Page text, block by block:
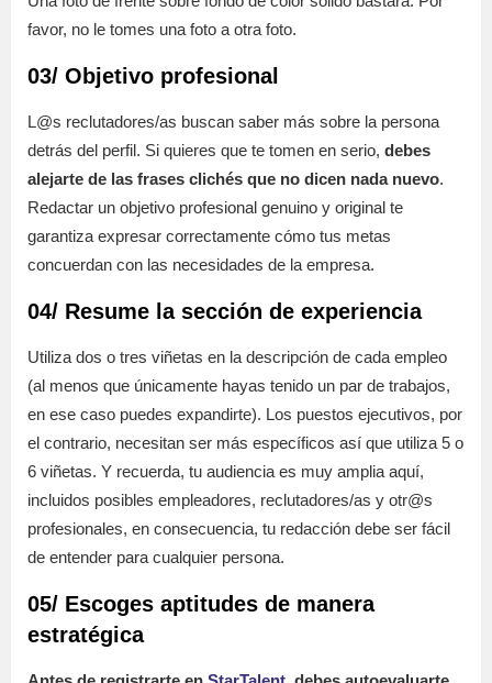
favor, no le tomes una foto a otra foto.
03/ Objetivo profesional
L@s reclutadores/as buscan saber más sobre la persona
detrás del perfil. Si quieres que te tomen en serio, debes
alejarte de las frases clichés que no dicen nada nuevo.
Redactar un objetivo profesional genuino y original te
garantiza expresar correctamente cómo tus metas
concuerdan con las necesidades de la empresa.
04/ Resume la sección de experiencia
Utiliza dos o tres viñetas en la descripción de cada empleo
(al menos que únicamente hayas tenido un par de trabajos,
en ese caso puedes expandirte). Los puestos ejecutivos, por
el contrario, necesitan ser más específicos así que utiliza 5 o
6 viñetas. Y recuerda, tu audiencia es muy amplia aquí,
incluidos posibles empleadores, reclutadores/as y otr@s
profesionales, en consecuencia, tu redacción debe ser fácil
de entender para cualquier persona.
05/ Escoges aptitudes de manera
estratégica